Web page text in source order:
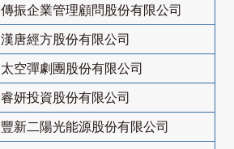
傳振企業管理顧問股份有限公司
漢唐經方股份有限公司
太空彈劇團股份有限公司
睿妍投資股份有限公司
豐新二陽光能源股份有限公司